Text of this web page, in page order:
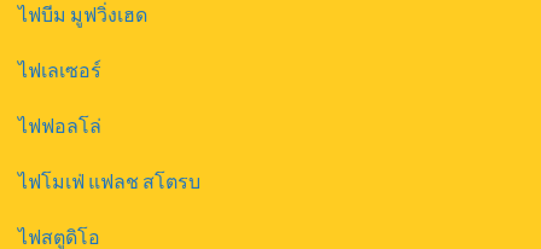
ไฟบีม มูฟวิ่งเฮด
ไฟเลเซอร์
ไฟฟอลโล่
ไฟโมเฟ่ แฟลช สโตรบ
ไฟสตูดิโอ